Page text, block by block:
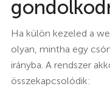
Ha külön kezeled a
olyan, mintha egy
irányba. A rendszer
összekapcsolódik: